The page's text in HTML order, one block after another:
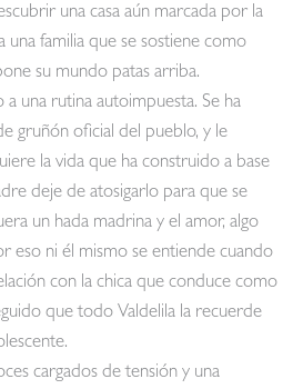
una casa aún marcada por la
una familia que se sostiene como
su mundo patas arriba.
a una rutina autoimpuesta. Se ha
gruñón oficial del pueblo, y le
la vida que ha construido a base
deje de atosigarlo para que se
un hada madrina y el amor, algo
eso ni él mismo se entiende cuando
con la chica que conduce como
que todo Valdelila la recuerde
cargados de tensión y una